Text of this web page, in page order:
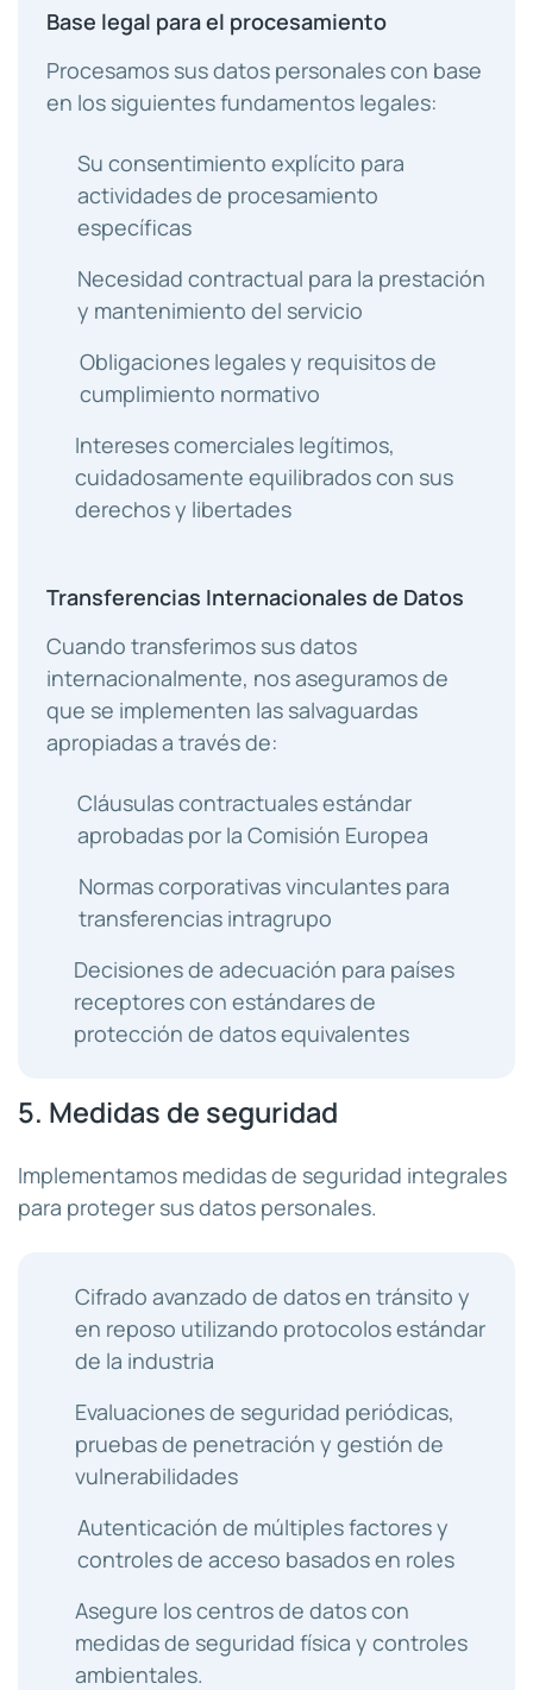
Base legal para el procesamiento
Procesamos sus datos personales con base
en los siguientes fundamentos legales:
Su consentimiento explícito para
actividades de procesamiento
específicas
Necesidad contractual para la prestación
y mantenimiento del servicio
Obligaciones legales y requisitos de
cumplimiento normativo
Intereses comerciales legítimos,
cuidadosamente equilibrados con sus
derechos y libertades
Transferencias Internacionales de Datos
Cuando transferimos sus datos
internacionalmente, nos aseguramos de
que se implementen las salvaguardas
apropiadas a través de:
Cláusulas contractuales estándar
aprobadas por la Comisión Europea
Normas corporativas vinculantes para
transferencias intragrupo
Decisiones de adecuación para países
receptores con estándares de
protección de datos equivalentes
5. Medidas de seguridad
Implementamos medidas de seguridad integrales
para proteger sus datos personales.
Cifrado avanzado de datos en tránsito y
en reposo utilizando protocolos estándar
de la industria
Evaluaciones de seguridad periódicas,
pruebas de penetración y gestión de
vulnerabilidades
Autenticación de múltiples factores y
controles de acceso basados en roles
Asegure los centros de datos con
medidas de seguridad física y controles
ambientales.